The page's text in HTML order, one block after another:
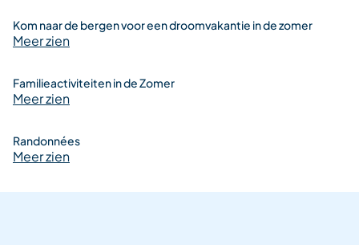
Kom naar de bergen voor een droomvakantie in de zomer
Meer zien
Familieactiviteiten in de Zomer
Meer zien
Randonnées
Meer zien